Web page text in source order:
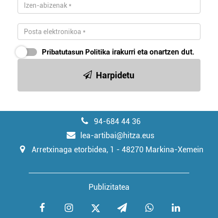
Pribatutasun Politika irakurri eta onartzen dut.
Harpidetu
94-684 44 36
lea-artibai@hitza.eus
Arretxinaga etorbidea, 1 - 48270 Markina-Xemein
Publizitatea